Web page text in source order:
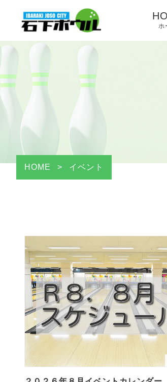
ホ
HOME > イベント